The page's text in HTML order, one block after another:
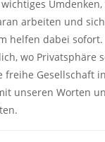
arbeiten und
helfen dabei sofort.
wo Privatsphäre
freihe Gesellschaft
unseren Worten